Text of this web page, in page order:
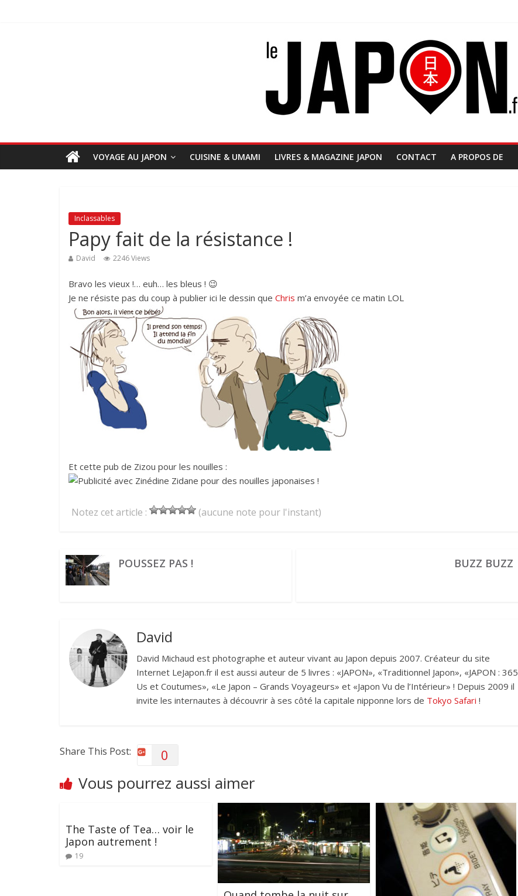
VOYAGE AU JAPON CUISINE & UMAMI LIVRES & MAGAZINE JAPON CONTACT A PROPOS DE
Inclassables
Papy fait de la résistance !
David 2246 Views
Bravo les vieux !… euh… les bleus ! 😉
Je ne résiste pas du coup à publier ici le dessin que Chris m’a envoyée ce matin LOL
Et cette pub de Zizou pour les nouilles :
Notez cet article : (aucune note pour l'instant)
POUSSEZ PAS ! BUZZ BUZZ
David
David Michaud est photographe et auteur vivant au Japon depuis 2007. Créateur du site
Internet LeJapon.fr il est aussi auteur de 5 livres : «JAPON», «Traditionnel Japon», «JAPON : 365
Us et Coutumes», «Le Japon – Grands Voyageurs» et «Japon Vu de l’Intérieur» ! Depuis 2009 il
invite les internautes à découvrir à ses côté la capitale nipponne lors de Tokyo Safari !
Share This Post: 0
Vous pourrez aussi aimer
The Taste of Tea… voir le
Japon autrement !
19